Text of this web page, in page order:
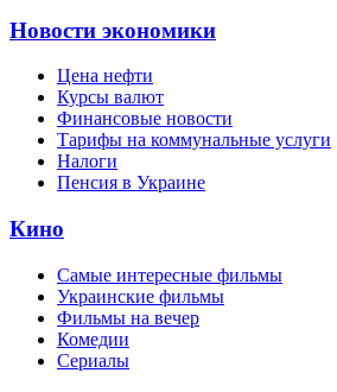
Новости экономики
Цена нефти
Курсы валют
Финансовые новости
Тарифы на коммунальные услуги
Налоги
Пенсия в Украине
Кино
Самые интересные фильмы
Украинские фильмы
Фильмы на вечер
Комедии
Сериалы